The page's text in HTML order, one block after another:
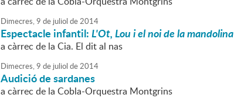
Dimecres,9 de juliol de2014
Espectacle infantil:L'Ot, Lou i el noi de la mandolina
a càrrec de la Cia. El dit al nas
Dimecres,9 de juliol de2014
Audició de sardanes
a càrrec de la Cobla-Orquestra Montgrins